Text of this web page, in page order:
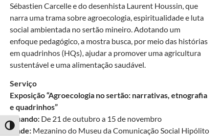
Alternar alto contraste
Sébastien Carcelle e do desenhista Laurent Houssin, que
narra uma trama sobre agroecologia, espiritualidade e luta
social ambientada no sertão mineiro. Adotando um
enfoque pedagógico, a mostra busca, por meio das histórias
em quadrinhos (HQs), ajudar a promover uma agricultura
sustentável e uma alimentação saudável.
Serviço
Exposição “Agroecologia no sertão: narrativas, etnografia
e quadrinhos”
Quando: De 21 de outubro a 15 de novembro
Onde: Mezanino do Museu da Comunicação Social Hipólito